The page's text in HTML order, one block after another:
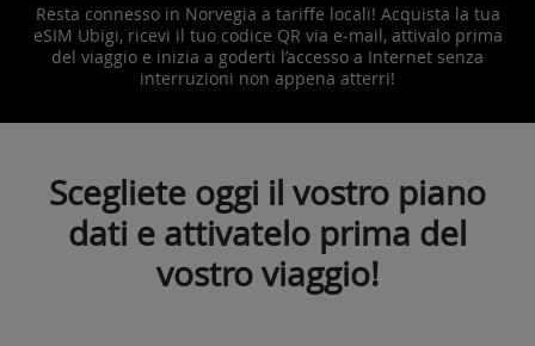
Resta connesso in Norvegia a tariffe locali! Acquista la tua
eSIM Ubigi, ricevi il tuo codice QR via e-mail, attivalo prima
del viaggio e inizia a goderti l’accesso a Internet senza
interruzioni non appena atterri!
Scegliete oggi il vostro piano
dati e attivatelo prima del
vostro viaggio!